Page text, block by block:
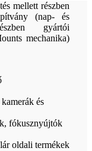
mellett részben
(nap- és
gyártói
mechanika)
és
fókusznyújtók
oldali termékek